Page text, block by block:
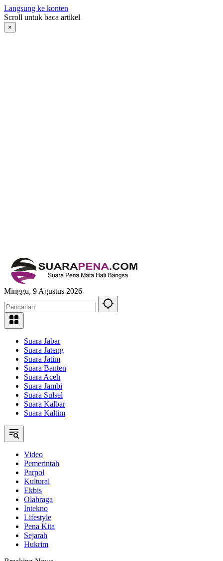
Langsung ke konten
Scroll untuk baca artikel
×
Minggu, 9 Agustus 2026
Suara Jabar
Suara Jateng
Suara Jatim
Suara Banten
Suara Aceh
Suara Jambi
Suara Sulsel
Suara Kalbar
Suara Kaltim
Video
Pemerintah
Parpol
Kultural
Ekbis
Olahraga
Intekno
Lifestyle
Pena Kita
Sejarah
Hukrim